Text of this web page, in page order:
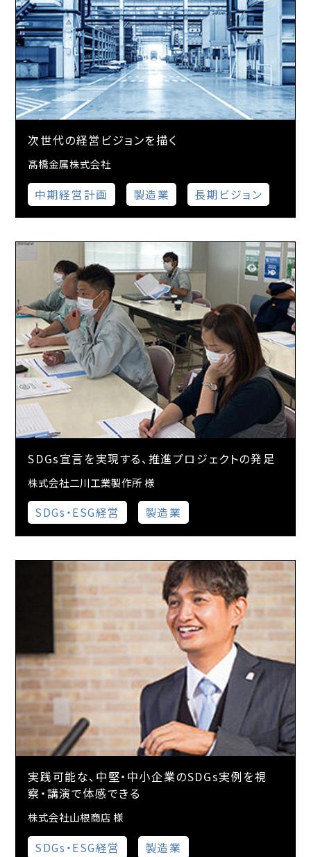
次世代の経営ビジョンを描く
髙橋金属株式会社
中期経営計画 製造業 長期ビジョン
SDGs宣言を実現する、推進プロジェクトの発足
株式会社二川工業製作所 様
SDGs・ESG経営 製造業
実践可能な、中堅・中小企業のSDGs実例を視
察・講演で体感できる
株式会社山根商店 様
SDGs・ESG経営 製造業